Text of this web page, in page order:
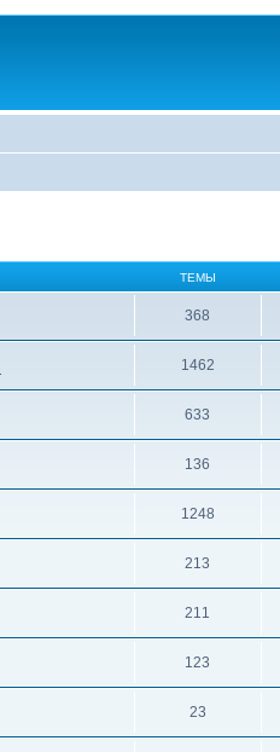
ТЕМЫ
368
1462
633
136
1248
213
211
123
23